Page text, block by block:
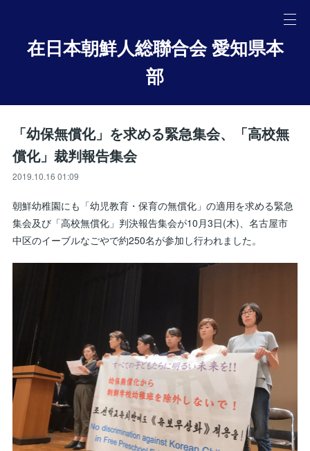
在日本朝鮮人総聯合会 愛知県本
部
「幼保無償化」を求める緊急集会、「高校無
償化」裁判報告集会
2019.10.16 01:09
朝鮮幼稚園にも「幼児教育・保育の無償化」の適用を求める緊急
集会及び「高校無償化」判決報告集会が10月3日(木)、名古屋市
中区のイーブルなごやで約250名が参加し行われました。